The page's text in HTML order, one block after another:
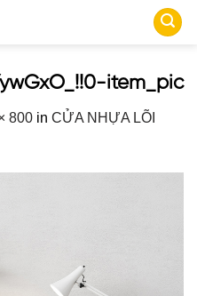
item_pic
800 in CỬA NHỰA LÕI